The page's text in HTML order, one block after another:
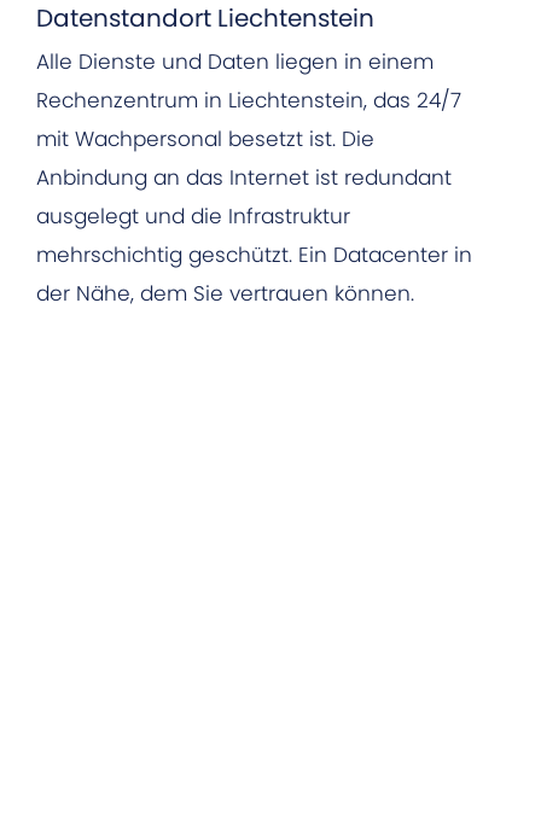
Datenstandort Liechtenstein
Alle Dienste und Daten liegen in einem
Rechenzentrum in Liechtenstein, das 24/7
mit Wachpersonal besetzt ist. Die
Anbindung an das Internet ist redundant
ausgelegt und die Infrastruktur
mehrschichtig geschützt. Ein Datacenter in
der Nähe, dem Sie vertrauen können.